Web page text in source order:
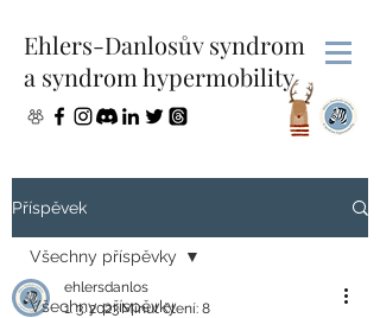
Ehlers-Danlosův syndrom
a syndrom hypermobility
Příspěvek
Všechny příspěvky
Všechny příspěvky
ehlersdanlos
1. 3. 2023 Minut čtení: 8